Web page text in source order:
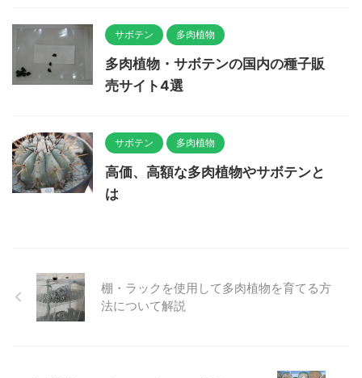
サボテン 多肉植物
多肉植物・サボテンの国内の種子販
売サイト4選
サボテン 多肉植物
高価、高額な多肉植物やサボテンと
は
棚・ラックを使用して多肉植物を育てる方
法について解説